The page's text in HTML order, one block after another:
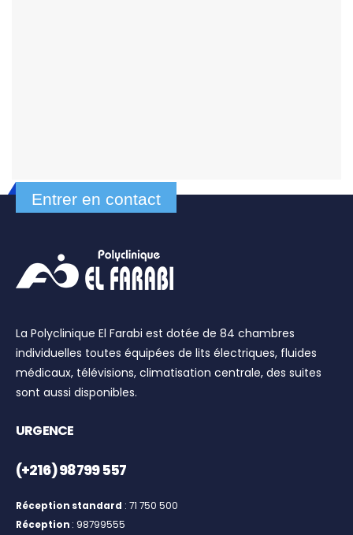
Entrer en contact
La Polyclinique El Farabi est dotée de 84 chambres
individuelles toutes équipées de lits électriques, fluides
médicaux, télévisions, climatisation centrale, des suites
sont aussi disponibles.
URGENCE
(+216) 98 799 557
Réception standard : 71 750 500
Réception : 98799555